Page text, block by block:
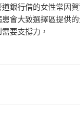
銀行借的女性常因
患會大致選擇區提供
要支撐力，